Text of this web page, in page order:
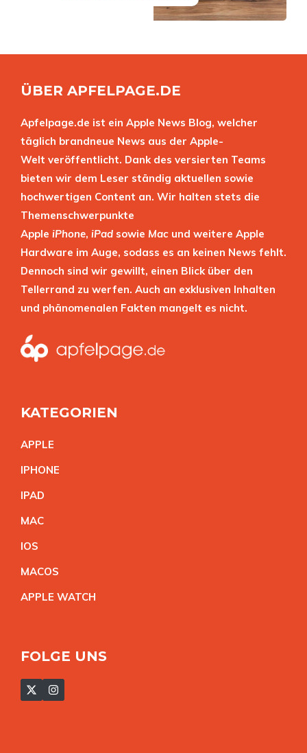
ÜBER APFELPAGE.DE
Apfelpage.de ist ein Apple News Blog, welcher
täglich brandneue News aus der Apple-
Welt veröffentlicht. Dank des versierten Teams
bieten wir dem Leser ständig aktuellen sowie
hochwertigen Content an. Wir halten stets die
Themenschwerpunkte
Apple iPhone, iPad sowie Mac und weitere Apple
Hardware im Auge, sodass es an keinen News fehlt.
Dennoch sind wir gewillt, einen Blick über den
Tellerrand zu werfen. Auch an exklusiven Inhalten
und phänomenalen Fakten mangelt es nicht.
KATEGORIEN
APPLE
IPHONE
IPAD
MAC
IOS
MACOS
APPLE WATCH
FOLGE UNS